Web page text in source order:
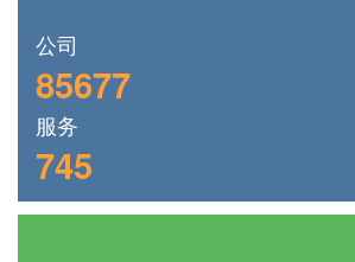
公司
85677
服务
745